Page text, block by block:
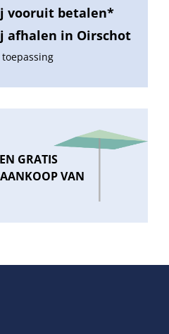
vooruit betalen*
afhalen in Oirschot
GRATIS
VAN